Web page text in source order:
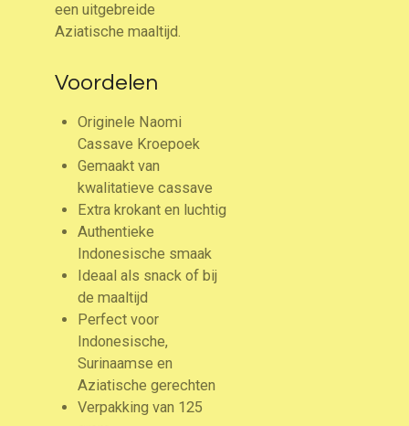
een uitgebreide
Aziatische maaltijd.
Voordelen
Originele Naomi
Cassave Kroepoek
Gemaakt van
kwalitatieve cassave
Extra krokant en luchtig
Authentieke
Indonesische smaak
Ideaal als snack of bij
de maaltijd
Perfect voor
Indonesische,
Surinaamse en
Aziatische gerechten
Verpakking van 125